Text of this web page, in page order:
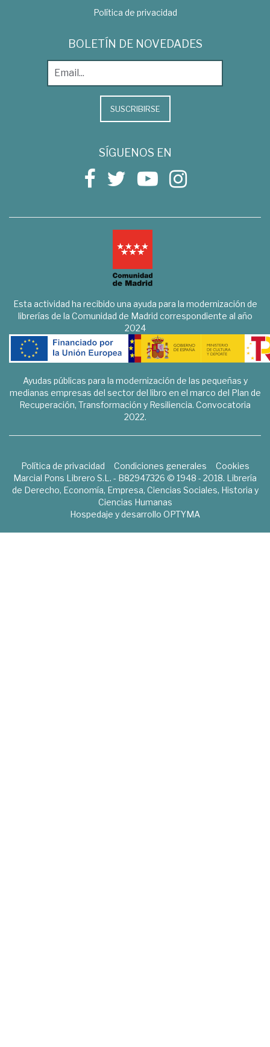
Política de privacidad
BOLETÍN DE NOVEDADES
SUSCRIBIRSE
SÍGUENOS EN
Esta actividad ha recibido una ayuda para la modernización de
librerías de la Comunidad de Madrid correspondiente al año
2024
Ayudas públicas para la modernización de las pequeñas y
medianas empresas del sector del libro en el marco del Plan de
Recuperación, Transformación y Resiliencia. Convocatoria
2022.
Política de privacidad Condiciones generales
Cookies
Marcial Pons Librero S.L. - B82947326 © 1948 - 2018. Librería
de Derecho, Economía, Empresa, Ciencias Sociales, Historia y
Ciencias Humanas
Hospedaje y desarrollo OPTYMA